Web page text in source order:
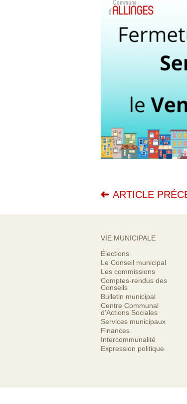
ARTICLE
VIE MUNICIPALE
Élections
Le Conseil municipal
Les commissions
Comptes-rendus des
Conseils
Bulletin municipal
Centre Communal
d’Actions Sociales
Services municipaux
Finances
Intercommunalité
Expression politique